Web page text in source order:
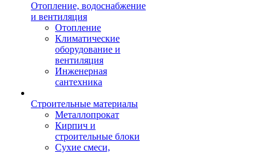
Отопление, водоснабжение
и вентиляция
Отопление
Климатические
оборудование и
вентиляция
Инженерная
сантехника
Строительные материалы
Металлопрокат
Кирпич и
строительные блоки
Сухие смеси,